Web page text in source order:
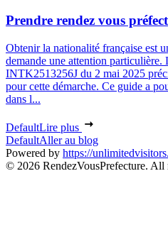
Prendre rendez vous
Obtenir la nationalité française est
demande une attention
INTK2513256J du 2 mai 2025
pour cette démarche. Ce guide a
dans l...
DefaultLire plus
DefaultAller au blog
Powered by https://
© 2026 RendezVousPrefecture. All